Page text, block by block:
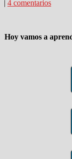
| 4 comentarios
Hoy vamos a